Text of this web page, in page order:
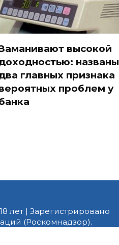
высокой
названы
главных признака
проблем у
лет | Зарегистрировано
(Роскомнадзор).